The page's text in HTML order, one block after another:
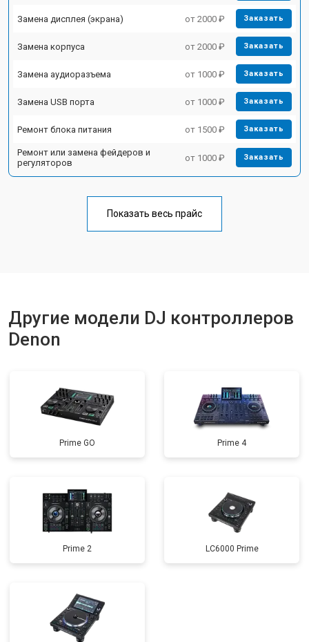
Замена дисплея (экрана) от 2000 ₽ Заказать
Замена корпуса от 2000 ₽ Заказать
Замена аудиоразъема от 1000 ₽ Заказать
Замена USB порта от 1000 ₽ Заказать
Ремонт блока питания от 1500 ₽ Заказать
Ремонт или замена фейдеров и
регуляторов
от 1000 ₽ Заказать
Показать весь прайс
Другие модели DJ контроллеров
Denon
Prime GO Prime 4
Prime 2 LC6000 Prime